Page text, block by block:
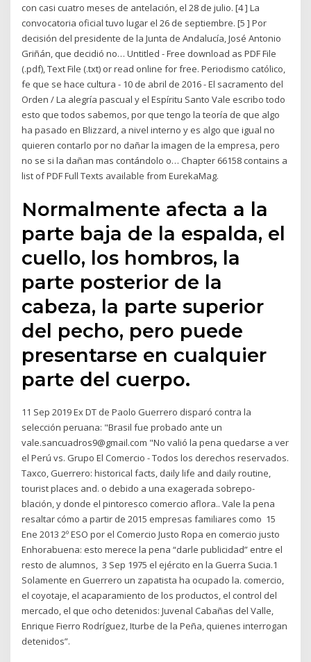
con casi cuatro meses de antelación, el 28 de julio. [4 ] La
convocatoria oficial tuvo lugar el 26 de septiembre. [5 ] Por
decisión del presidente de la Junta de Andalucía, José Antonio
Griñán, que decidió no… Untitled - Free download as PDF File
(.pdf), Text File (.txt) or read online for free. Periodismo católico,
fe que se hace cultura - 10 de abril de 2016 - El sacramento del
Orden / La alegría pascual y el Espíritu Santo Vale escribo todo
esto que todos sabemos, por que tengo la teoría de que algo
ha pasado en Blizzard, a nivel interno y es algo que igual no
quieren contarlo por no dañar la imagen de la empresa, pero
no se si la dañan mas contándolo o… Chapter 66158 contains a
list of PDF Full Texts available from EurekaMag.
Normalmente afecta a la
parte baja de la espalda, el
cuello, los hombros, la
parte posterior de la
cabeza, la parte superior
del pecho, pero puede
presentarse en cualquier
parte del cuerpo.
11 Sep 2019 Ex DT de Paolo Guerrero disparó contra la
selección peruana: "Brasil fue probado ante un
vale.sancuadros9@gmail.com "No valió la pena quedarse a ver
el Perú vs. Grupo El Comercio - Todos los derechos reservados.
Taxco, Guerrero: historical facts, daily life and daily routine,
tourist places and. o debido a una exagerada sobrepo-
blación, y donde el pintoresco comercio aflora.. Vale la pena
resaltar cómo a partir de 2015 empresas familiares como 15
Ene 2013 2º ESO por el Comercio Justo Ropa en comercio justo
Enhorabuena: esto merece la pena “darle publicidad” entre el
resto de alumnos, 3 Sep 1975 el ejército en la Guerra Sucia.1
Solamente en Guerrero un zapatista ha ocupado la. comercio,
el coyotaje, el acaparamiento de los productos, el control del
mercado, el que ocho detenidos: Juvenal Cabañas del Valle,
Enrique Fierro Rodríguez, Iturbe de la Peña, quienes interrogan
detenidos”.